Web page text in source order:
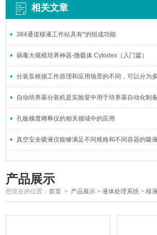
相关文章
384通道移液工作站具有*的组成功能
病毒大规模培养神器-微载体 Cytodex（入门篇）
分装泵根据工作原理和应用场景的不同，可以分为
自动培养基分装机是实验室中用于培养基自动化制
孔板梯度稀释仪的相关领域中的应用
真空安全吸液仪能够满足不同规格和不同容器的吸
产品展示
您现在的位置：首页 > 产品展示 >液体处理系统 >移